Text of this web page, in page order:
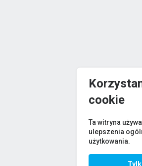
cookie
Ta witryna
ulepszenia
użytkowania.